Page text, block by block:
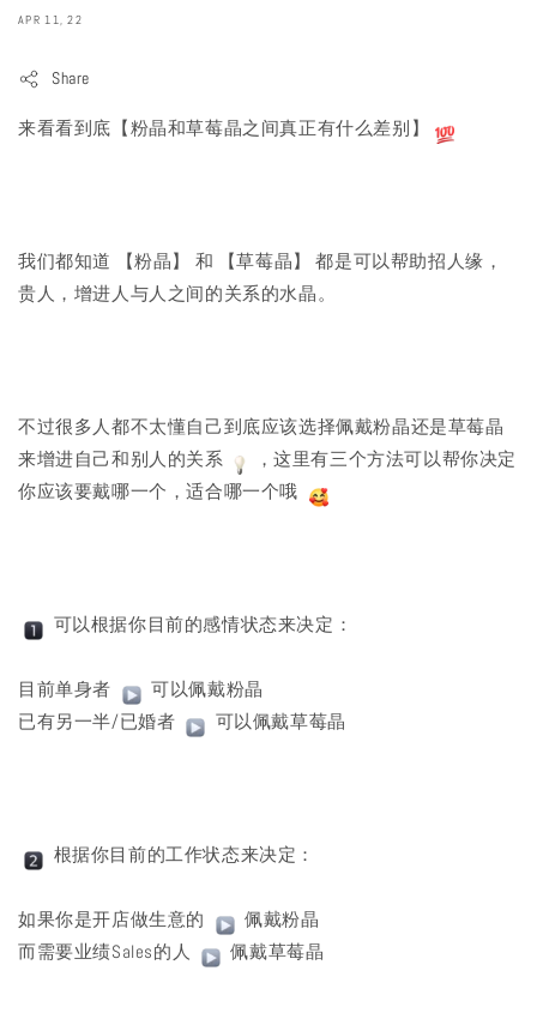
APR 11, 22
Share
来看看到底【粉晶和草莓晶之间真正有什么差别】
我们都知道 【粉晶】 和 【草莓晶】 都是可以帮助招人缘，
贵人，增进人与人之间的关系的水晶。
不过很多人都不太懂自己到底应该选择佩戴粉晶还是草莓晶
来增进自己和别人的关系
，这里有三个方法可以帮你决定
你应该要戴哪一个，适合哪一个哦
可以根据你目前的感情状态来决定：
目前单身者
可以佩戴粉晶
已有另一半/已婚者
可以佩戴草莓晶
根据你目前的工作状态来决定：
如果你是开店做生意的
佩戴粉晶
而需要业绩Sales的人
佩戴草莓晶